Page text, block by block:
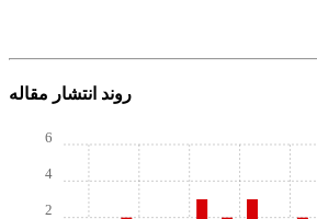
روند انتشار مقاله
2
4
6